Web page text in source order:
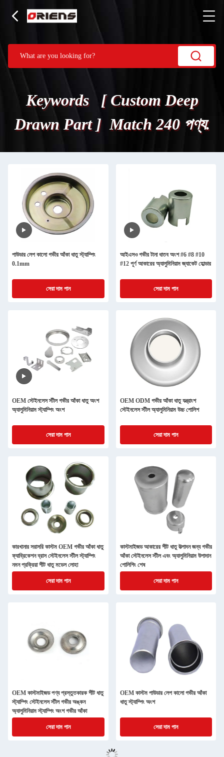
Keywords [ Custom Deep
Drawn Part ] Match 240 পণ্য.
পাউডার লেপ কালো গভীর আঁকা ধাতু স্ট্যাম্পিং
0.1mm
সেরা দাম পান
আইএসও গভীর টানা ধাতব অংশ #6 #8 #10
#12 পূর্ণ আকারের অ্যালুমিনিয়াম জ্যাকেট হোল্ডার
সেরা দাম পান
OEM স্টেইনলেস স্টীল গভীর আঁকা ধাতু অংশ
অ্যালুমিনিয়াম স্ট্যাম্পিং অংশ
সেরা দাম পান
OEM ODM গভীর আঁকা ধাতু যন্ত্রাংশ
স্টেইনলেস স্টীল অ্যালুমিনিয়াম উচ্চ পোলিশ
সেরা দাম পান
কারখানার সরাসরি কাস্টম OEM গভীর আঁকা ধাতু
ফ্যাব্রিকেশন ব্রাস স্টেইনলেস স্টীল স্ট্যাম্পিং
নমন প্রক্রিয়া শীট ধাতু মডেল লোহা
সেরা দাম পান
কাস্টমাইজড আকারের শীট ধাতু উত্পাদন জন্য গভীর
আঁকা স্টেইনলেস স্টীল এবং অ্যালুমিনিয়াম উপাদান
পোলিশিং শেষ
সেরা দাম পান
OEM কাস্টমাইজড পণ্য প্রস্তুতকারক শীট ধাতু
স্ট্যাম্পিং স্টেইনলেস স্টীল গভীর অঙ্কন
অ্যালুমিনিয়াম স্ট্যাম্পিং অংশ গভীর আঁকা
সেরা দাম পান
OEM কাস্টম পাউডার লেপ কালো গভীর আঁকা
ধাতু স্ট্যাম্পিং অংশ
সেরা দাম পান